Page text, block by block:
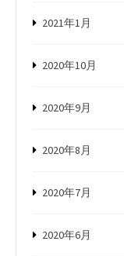
2021年1月
2020年10月
2020年9月
2020年8月
2020年7月
2020年6月